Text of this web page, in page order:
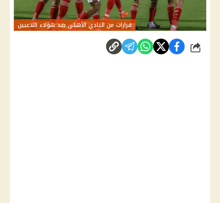
قرارات من النادي الأهلي ضد هؤلاء اللاعبين
شارك